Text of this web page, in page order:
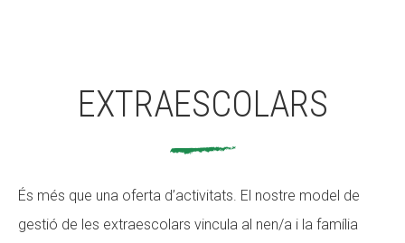
EXTRAESCOLARS
És més que una oferta d’activitats. El nostre model de
gestió de les extraescolars vincula al nen/a i la família